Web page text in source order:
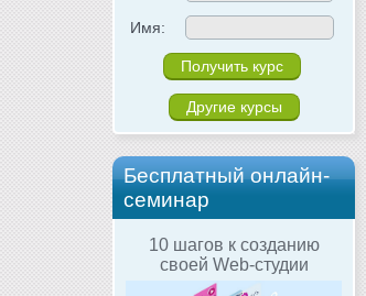
Имя:
Другие курсы
Бесплатный онлайн-
семинар
10 шагов к созданию
своей Web-студии